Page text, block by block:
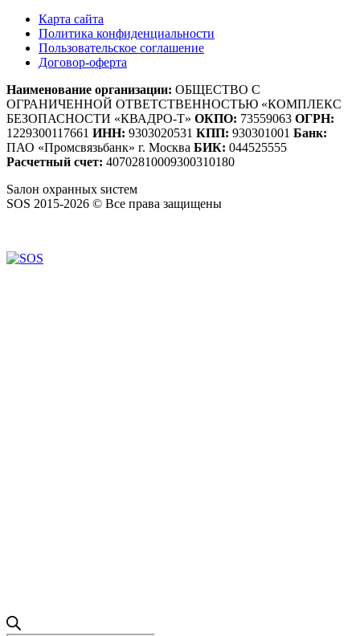
Карта сайта
Политика конфиденциальности
Пользовательское соглашение
Договор-оферта
Наименование организации: ОБЩЕСТВО С
ОГРАНИЧЕННОЙ ОТВЕТСТВЕННОСТЬЮ «КОМПЛЕКС
БЕЗОПАСНОСТИ «КВАДРО-Т» ОКПО: 73559063 ОГРН:
1229300117661 ИНН: 9303020531 КПП: 930301001 Банк:
ПАО «Промсвязьбанк» г. Москва БИК: 044525555
Расчетный счет: 40702810009300310180
Sалон охранных sистем
SOS 2015-2026 © Все права защищены